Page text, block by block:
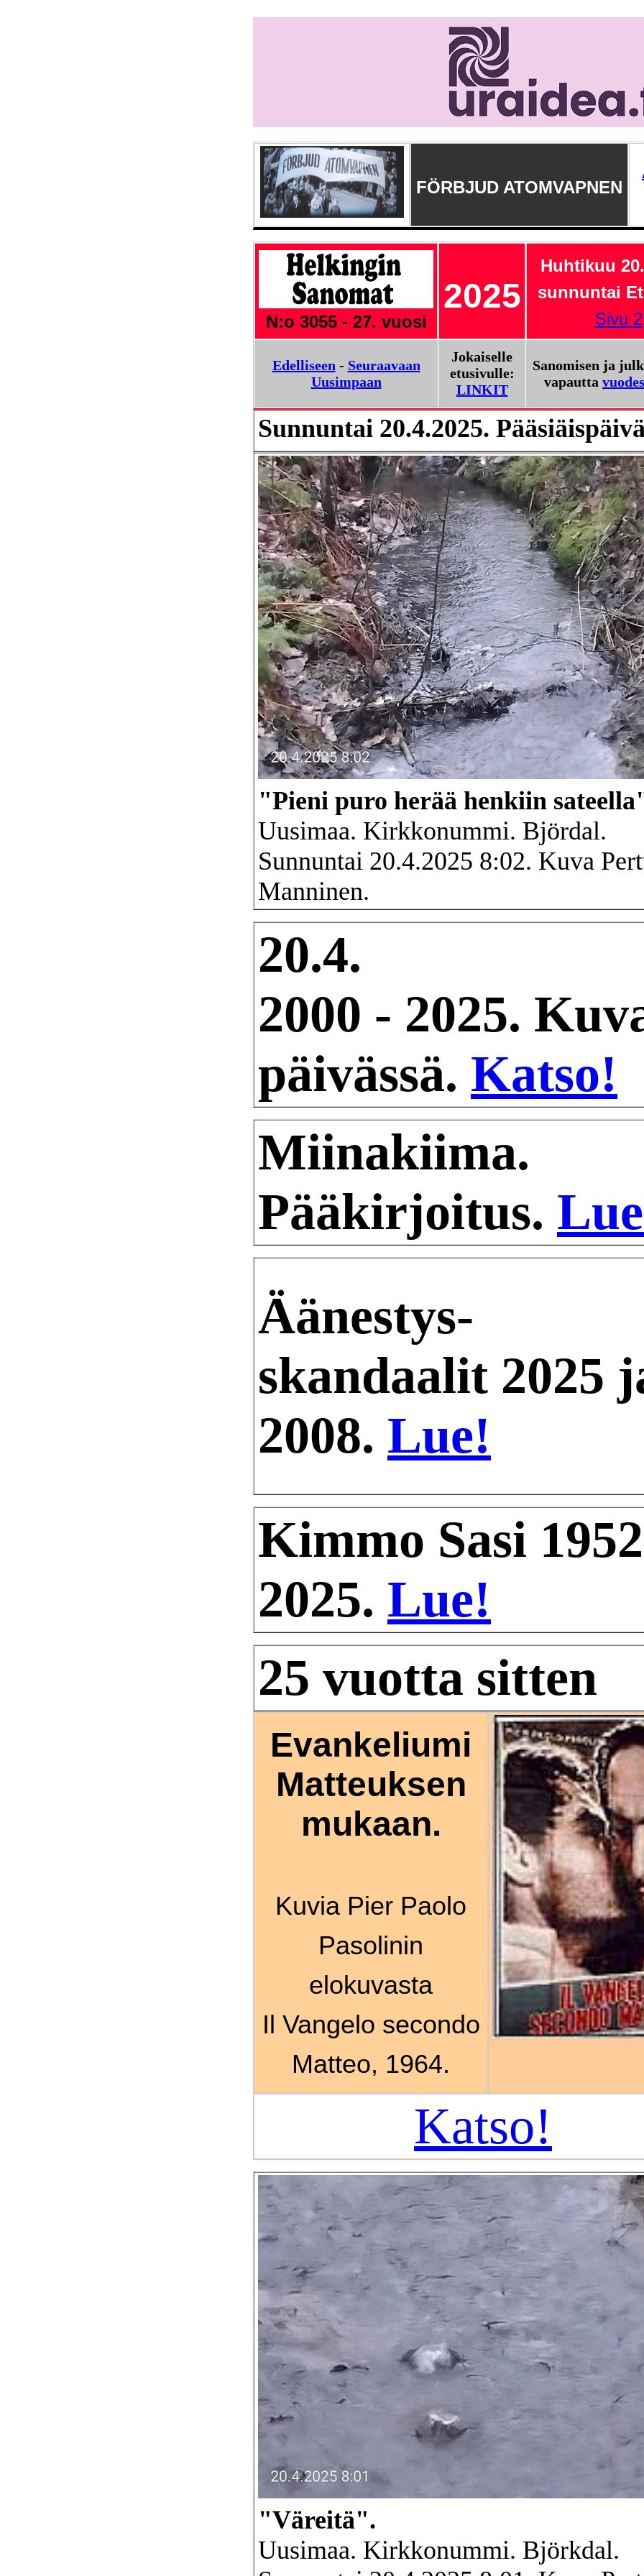
FÖRBJUD ATOMVAPNEN
N:o 3055 - 27. vuosi
2025
Huhtikuu
sunnuntai
Sivu 2
Edelliseen - Seuraavaan
Uusimpaan
Jokaiselle
etusivulle:
LINKIT
Sanomisen ja
vapautta
Sunnuntai 20.4.2025.
"Pieni puro herää henkiin
Uusimaa. Kirkkonummi. Björdal.
Sunnuntai 20.4.2025 8:02. Kuva
Manninen.
20.4.
2000 - 2025.
päivässä. Katso!
Miinakiima.
Pääkirjoitus.
Äänestys-
skandaalit 2025
2008. Lue!
Kimmo Sasi
2025. Lue!
25 vuotta sitten
Evankeliumi
Matteuksen
mukaan.
Kuvia Pier Paolo
Pasolinin
elokuvasta
Il Vangelo secondo
Matteo, 1964.
Katso!
"Väreitä".
Uusimaa. Kirkkonummi. Björkdal.